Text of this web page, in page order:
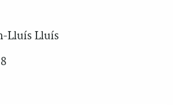
Lluís Lluís